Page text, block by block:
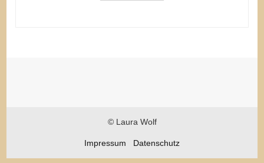
© Laura Wolf
Impressum Datenschutz